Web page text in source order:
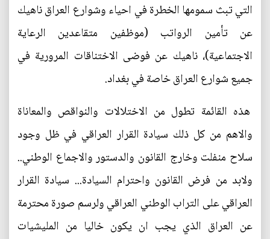
التي تبث سمومها الخطرة في احياء وشوارع العراق ناهيك
عن تأمين الرواتب (موظفين متقاعدين الرعاية
الاجتماعية)، ناهيك عن فوضى الاختناقات المرورية في
جميع شوارع العراق خاصة في بغداد.
هذه القائمة تطول من الاختلالات والنواقص والمعاناة
والاهم من كل ذلك سيادة القرار العراقي في ظل وجود
سلاح منفلت وخارج القانون والدستور والاجماع الوطني..
ولابد من فرض القانون واحترام السيادة... سيادة القرار
العراقي على التراب الوطني العراقي ولرسم صورة محترمة
عن العراق الذي يجب ان يكون خاليا من المليشيات